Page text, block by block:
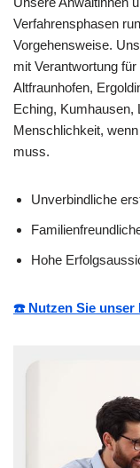
Verfahrensphasen
Vorgehensweise.
mit Verantwortung
Altfraunhofen,
Eching, Kumhausen,
Menschlichkeit,
muss.
Unverbindliche
Hohe
☎️ Nutzen Sie unser